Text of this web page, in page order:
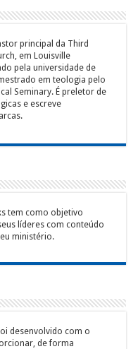
principal da ­Third
em Louisville
pela universidade de
em teologia pelo
Seminary. É preletor de
e escreve
tem como objetivo
líderes com conteúdo
ministério.
desenvolvido com o
de forma